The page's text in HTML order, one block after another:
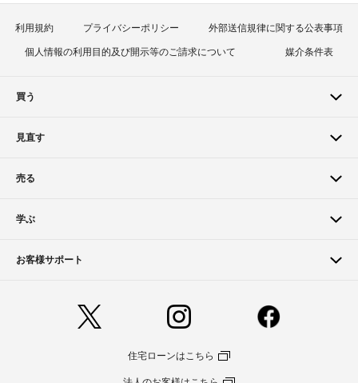
利用規約 プライバシーポリシー 外部送信規律に関する公表事項
個人情報の利用目的及び開示等のご請求について 媒介条件表
買う
見直す
売る
学ぶ
お客様サポート
住宅ローンはこちら